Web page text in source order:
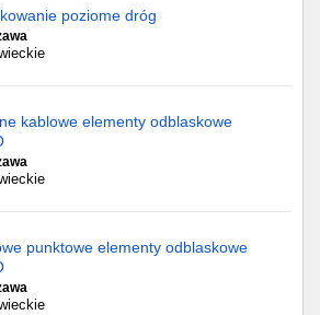
poziome dróg
kablowe elementy odblaskowe
punktowe elementy odblaskowe